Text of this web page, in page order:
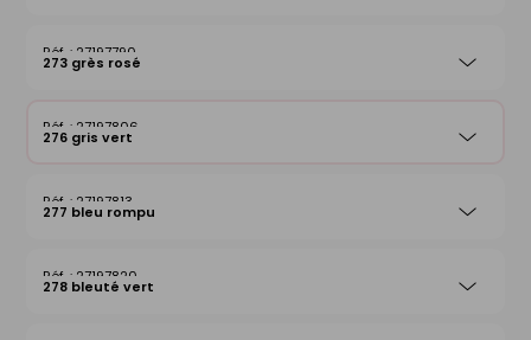
27197790
273 grès rosé
27197806
276 gris vert
27197813
277 bleu rompu
27197820
278 bleuté vert